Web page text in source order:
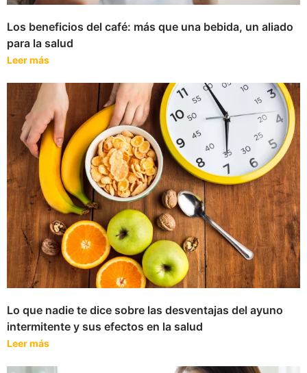
Los beneficios del café: más que una bebida, un aliado
para la salud
Leer más
Lo que nadie te dice sobre las desventajas del ayuno
intermitente y sus efectos en la salud
Leer más